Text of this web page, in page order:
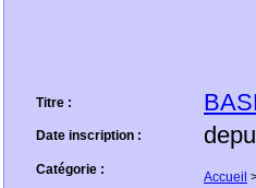
Titre :
Date inscription :
Catégorie : Accueil